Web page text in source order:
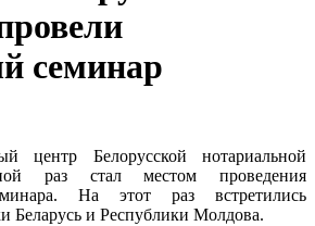
семинар
центр Белорусской нотариальной
раз стал местом проведения
На этот раз встретились
Беларусь и Республики Молдова.